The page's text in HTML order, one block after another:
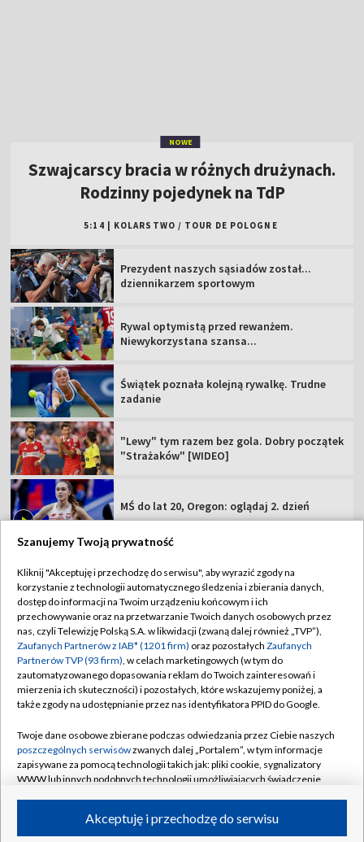
dziennikarzem sportowym
Rywal optymistą przed rewanżem.
Niewykorzystana szansa...
Świątek poznała kolejną rywalkę. Trudne
"Lewy" tym razem bez gola. Dobry początek
Trener GKS zachowuje optymizm. "Nie
TVP
Abonament TVP
Biuro Reklamy
Oferta Handlowa
Telegazeta ogłoszenia
Emisja w TVP
Rada Programowa
Akademia Telewizyjna
Informacje o nadawcy
System NOS
Regulamin TVP
Moje zgody
Biuro reklamy
Kontakt
Kanały
©2026 Telewizja Polska Spółka Akcyjna w likwidacji
Szanujemy Twoją prywatność
Kliknij "Akceptuję i przechodzę do serwisu", aby wyrazić zgody na
korzystanie z technologii automatycznego śledzenia i zbierania danych,
dostęp do informacji na Twoim urządzeniu końcowym i ich
przechowywanie oraz na przetwarzanie Twoich danych osobowych przez
nas, czyli Telewizję Polską S.A. w likwidacji (zwaną dalej również „TVP”),
Zaufanych Partnerów z IAB* (1201 firm) oraz pozostałych Zaufanych
Partnerów TVP (93 firm), w celach marketingowych (w tym do
zautomatyzowanego dopasowania reklam do Twoich zainteresowań i
mierzenia ich skuteczności) i pozostałych, które wskazujemy poniżej, a
także zgody na udostępnianie przez nas identyfikatora PPID do Google.
Twoje dane osobowe zbierane podczas odwiedzania przez Ciebie naszych
poszczególnych serwisówzwanych dalej „Portalem”, w tym informacje
zapisywane za pomocą technologii takich jak: pliki cookie, sygnalizatory
WWW lub innych podobnych technologii umożliwiających świadczenie
ruchu w Internecie.Akceptuję i przechodzę do serwisu